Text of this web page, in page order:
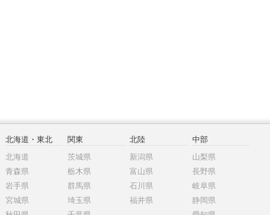
北海道・東北
北海道
青森県
岩手県
宮城県
関東
茨城県
栃木県
群馬県
埼玉県
北陸
新潟県
富山県
石川県
福井県
中部
山梨県
長野県
岐阜県
静岡県